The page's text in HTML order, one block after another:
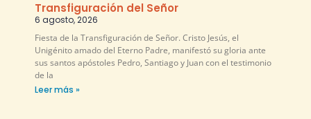
Transfiguración del Señor
6 agosto, 2026
Fiesta de la Transfiguración de Señor. Cristo Jesús, el
Unigénito amado del Eterno Padre, manifestó su gloria ante
sus santos apóstoles Pedro, Santiago y Juan con el testimonio
de la
Leer más »